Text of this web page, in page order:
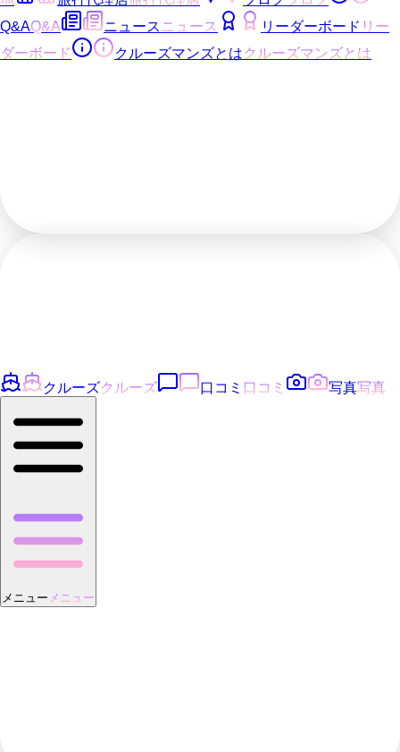
Q&AQ&A ニュース ニュース リーダーボード リー
ダーボード
クルーズマンズとはクルーズマンズとは
クルーズクルーズ 口コミ 口コミ 写真写真
メニュー メニュー